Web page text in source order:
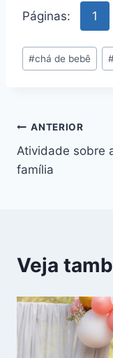
Páginas: 1
Tags
do
#chá de bebê
Navegação
de
ANTERIOR
Atividade sobre
família
Veja